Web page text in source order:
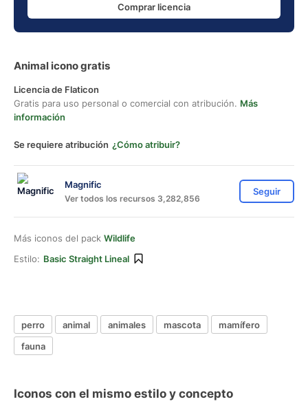
Comprar licencia
Animal icono gratis
Licencia de Flaticon
Gratis para uso personal o comercial con atribución. Más
información
Se requiere atribución ¿Cómo atribuir?
Magnific
Ver todos los recursos 3,282,856
Seguir
Más iconos del pack Wildlife
Estilo: Basic Straight Lineal
perro animal animales mascota
mamífero
fauna
Iconos con el mismo estilo y concepto